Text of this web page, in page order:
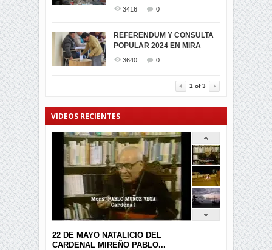
3416 0
REFERENDUM Y CONSULTA
POPULAR 2024 EN MIRA
3640 0
TRIUNFO DE...
CARCHI...
MIRA.EC FUE
GALARDONADA
1 of3
VIDEOS RECIENTES
22 DE MAYO NATALICIO DEL
CARDENAL MIREÑO PABLO...